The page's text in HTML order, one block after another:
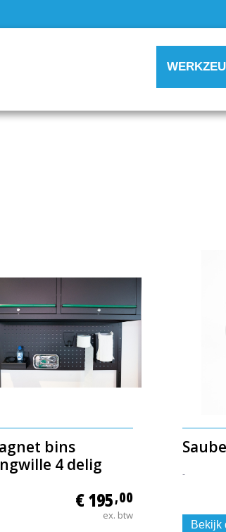
bins
4 delig
€ 195,00
ex. btw
-
Bekijk